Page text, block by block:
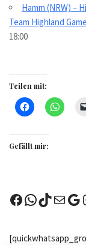
Hamm (NRW) –
Team Highland
18:00
Teilen mit:
Gefällt mir: